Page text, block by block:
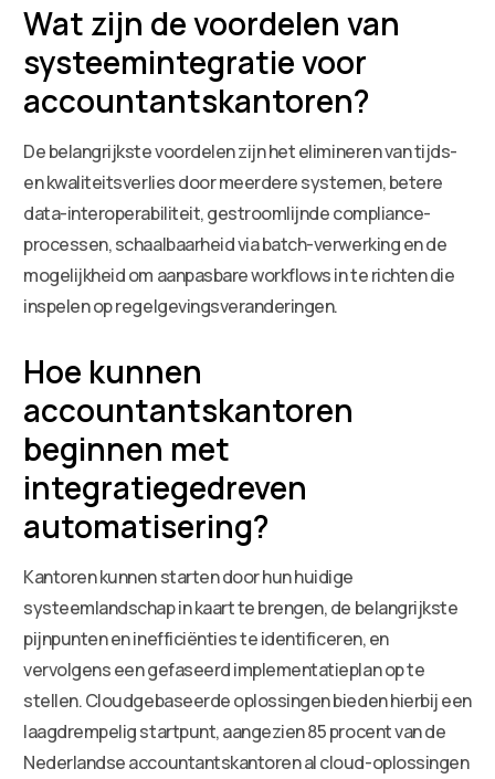
Wat zijn de voordelen van
systeemintegratie voor
accountantskantoren?
De belangrijkste voordelen zijn het elimineren van tijds-
en kwaliteitsverlies door meerdere systemen, betere
data-interoperabiliteit, gestroomlijnde compliance-
processen, schaalbaarheid via batch-verwerking en de
mogelijkheid om aanpasbare workflows in te richten die
inspelen op regelgevingsveranderingen.
Hoe kunnen
accountantskantoren
beginnen met
integratiegedreven
automatisering?
Kantoren kunnen starten door hun huidige
systeemlandschap in kaart te brengen, de belangrijkste
pijnpunten en inefficiënties te identificeren, en
vervolgens een gefaseerd implementatieplan op te
stellen. Cloudgebaseerde oplossingen bieden hierbij een
laagdrempelig startpunt, aangezien 85 procent van de
Nederlandse accountantskantoren al cloud-oplossingen